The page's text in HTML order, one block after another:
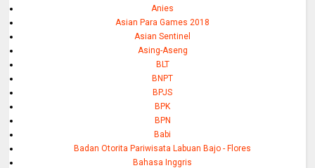
Anies
Asian Para Games 2018
Asian Sentinel
Asing-Aseng
BLT
BNPT
BPJS
BPK
BPN
Babi
Badan Otorita Pariwisata Labuan Bajo - Flores
Bahasa Inggris